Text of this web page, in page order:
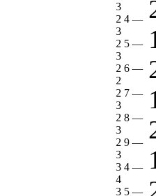
3
2 4 —
3
2 5 —
3
2 6 —
2
2 7 —
3
2 8 —
3
2 9 —
3
3 4 —
4
3 5 —